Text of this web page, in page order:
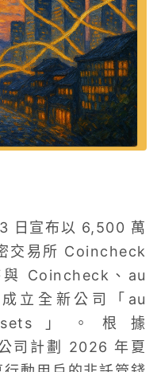
日宣布以 6,500 萬
交易所 Coincheck
Coincheck、au
立全新公司「au
」。根據
司計劃 2026 年夏